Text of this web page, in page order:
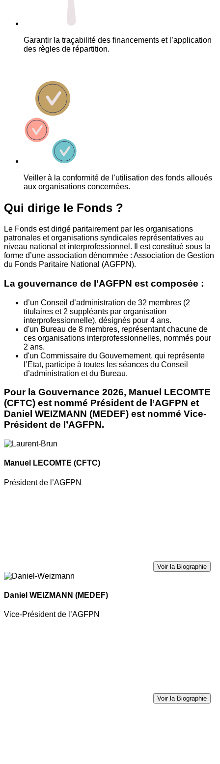
Garantir la traçabilité des financements et l’application
des règles de répartition.
Veiller à la conformité de l’utilisation des fonds alloués
aux organisations concernées.
Qui dirige le Fonds ?
Le Fonds est dirigé paritairement par les organisations
patronales et organisations syndicales représentatives au
niveau national et interprofessionnel. Il est constitué sous la
forme d’une association dénommée : Association de Gestion
du Fonds Paritaire National (AGFPN).
La gouvernance de l’AGFPN est composée :
d’un Conseil d’administration de 32 membres (2
titulaires et 2 suppléants par organisation
interprofessionnelle), désignés pour 4 ans.
d'un Bureau de 8 membres, représentant chacune de
ces organisations interprofessionnelles, nommés pour
2 ans.
d'un Commissaire du Gouvernement, qui représente
l’Etat, participe à toutes les séances du Conseil
d’administration et du Bureau.
Pour la Gouvernance 2026, Manuel LECOMTE
(CFTC) est nommé Président de l’AGFPN et
Daniel WEIZMANN (MEDEF) est nommé Vice-
Président de l’AGFPN.
Manuel LECOMTE (CFTC)
Président de l’AGFPN
Voir la Biographie
Daniel WEIZMANN (MEDEF)
Vice-Président de l’AGFPN
Voir la Biographie